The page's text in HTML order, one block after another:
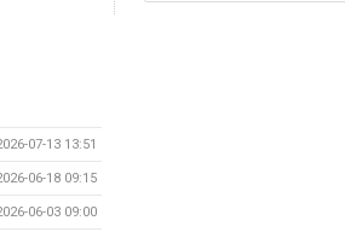
07-13 13:51
06-18 09:15
06-03 09:00